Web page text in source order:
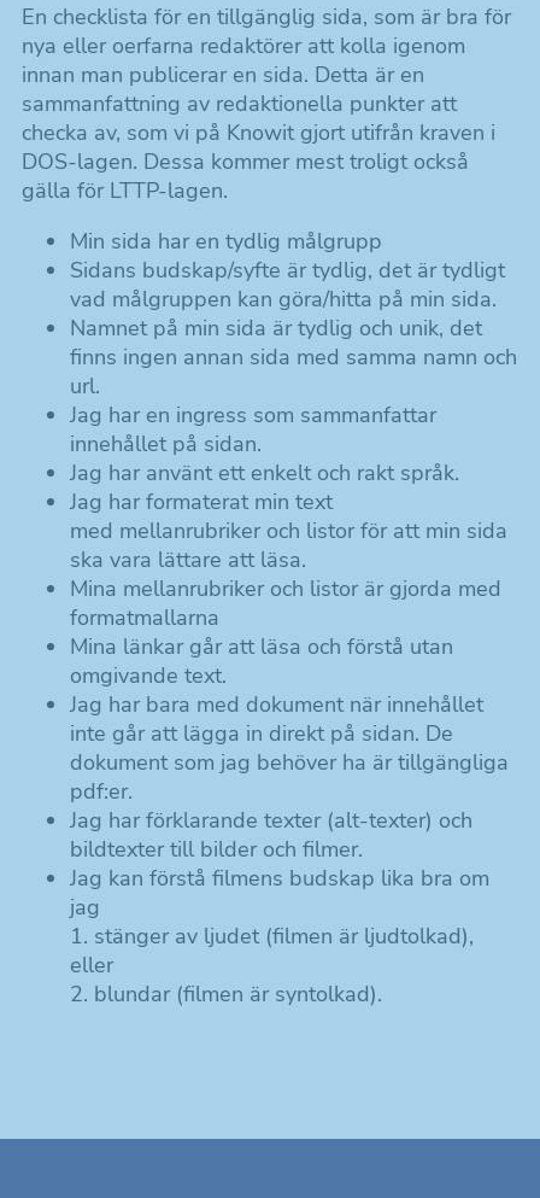
En checklista för en tillgänglig sida, som är bra för
nya eller oerfarna redaktörer att kolla igenom
innan man publicerar en sida. Detta är en
sammanfattning av redaktionella punkter att
checka av, som vi på Knowit gjort utifrån kraven i
DOS-lagen. Dessa kommer mest troligt också
gälla för LTTP-lagen.
Min sida har en tydlig målgrupp
Sidans budskap/syfte är tydlig, det är tydligt
vad målgruppen kan göra/hitta på min sida.
Namnet på min sida är tydlig och unik, det
finns ingen annan sida med samma namn och
url.
Jag har en ingress som sammanfattar
innehållet på sidan.
Jag har använt ett enkelt och rakt språk.
Jag har formaterat min text
med mellanrubriker och listor för att min sida
ska vara lättare att läsa.
Mina mellanrubriker och listor är gjorda med
formatmallarna
Mina länkar går att läsa och förstå utan
omgivande text.
Jag har bara med dokument när innehållet
inte går att lägga in direkt på sidan. De
dokument som jag behöver ha är tillgängliga
pdf:er.
Jag har förklarande texter (alt-texter) och
bildtexter till bilder och filmer.
Jag kan förstå filmens budskap lika bra om
jag
1. stänger av ljudet (filmen är ljudtolkad),
eller
2. blundar (filmen är syntolkad).